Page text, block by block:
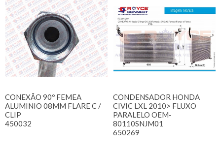
CONEXÃO 90º FEMEA
ALUMINIO 08MM FLARE C /
CLIP
450032
CONDENSADOR HONDA
CIVIC LXL 2010> FLUXO
PARALELO OEM-
80110SNJM01
650269